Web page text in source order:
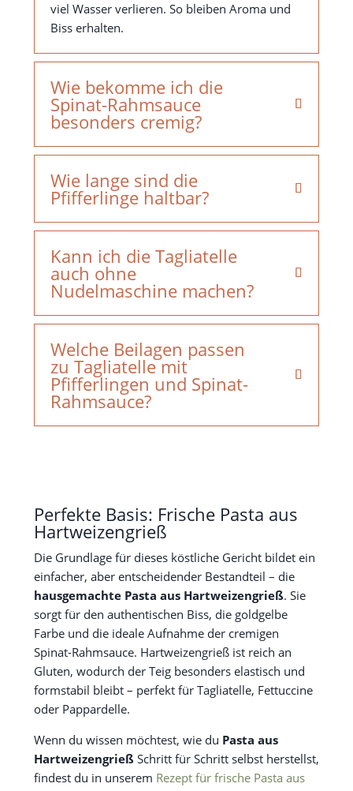
viel Wasser verlieren. So bleiben Aroma und
Biss erhalten.
Wie bekomme ich die
Spinat-Rahmsauce
besonders cremig?
Wie lange sind die
Pfifferlinge haltbar?
Kann ich die Tagliatelle
auch ohne
Nudelmaschine machen?
Welche Beilagen passen
zu Tagliatelle mit
Pfifferlingen und Spinat-
Rahmsauce?
Perfekte Basis: Frische Pasta aus
Hartweizengrieß
Die Grundlage für dieses köstliche Gericht bildet ein
einfacher, aber entscheidender Bestandteil – die
hausgemachte Pasta aus Hartweizengrieß. Sie
sorgt für den authentischen Biss, die goldgelbe
Farbe und die ideale Aufnahme der cremigen
Spinat-Rahmsauce. Hartweizengrieß ist reich an
Gluten, wodurch der Teig besonders elastisch und
formstabil bleibt – perfekt für Tagliatelle, Fettuccine
oder Pappardelle.
Wenn du wissen möchtest, wie du Pasta aus
Hartweizengrieß Schritt für Schritt selbst herstellst,
findest du in unserem Rezept für frische Pasta aus